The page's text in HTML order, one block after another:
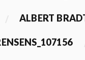
ALBERT